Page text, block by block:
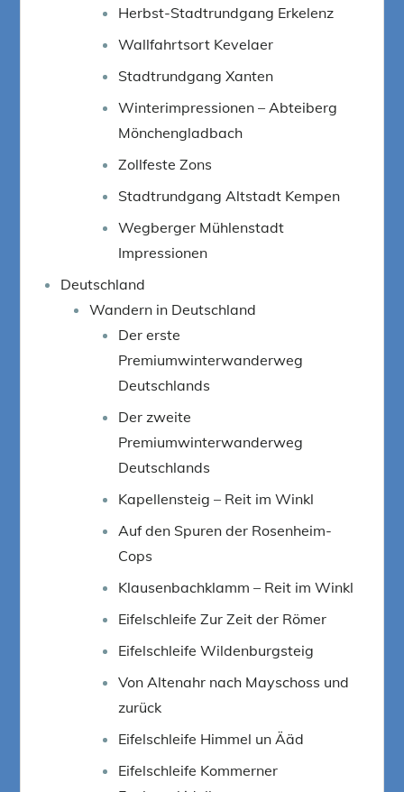
Herbst-Stadtrundgang Erkelenz
Wallfahrtsort Kevelaer
Stadtrundgang Xanten
Winterimpressionen – Abteiberg
Mönchengladbach
Zollfeste Zons
Stadtrundgang Altstadt Kempen
Wegberger Mühlenstadt
Impressionen
Deutschland
Wandern in Deutschland
Der erste
Premiumwinterwanderweg
Deutschlands
Der zweite
Premiumwinterwanderweg
Deutschlands
Kapellensteig – Reit im Winkl
Auf den Spuren der Rosenheim-
Cops
Klausenbachklamm – Reit im Winkl
Eifelschleife Zur Zeit der Römer
Eifelschleife Wildenburgsteig
Von Altenahr nach Mayschoss und
zurück
Eifelschleife Himmel un Ääd
Eifelschleife Kommerner